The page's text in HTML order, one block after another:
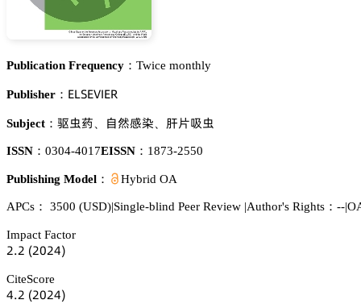
Publication Frequency： Twice monthly
Publisher： 乊欄偌乊妯喊乊葤
Subject： 囄㜟㶕 欢寓咱㿤 擶悻乐㜟
ISSN： 0304-4017EISSN： 1873-2550
Publishing Model： Hybrid OA
APCs： 3500 (USD)|Single-blind Peer Review |Author's Rights：--|
Impact Factor
缗.缗 (缗蔡缗鋺)
CiteScore
鋺.缗 (缗蔡缗鋺)